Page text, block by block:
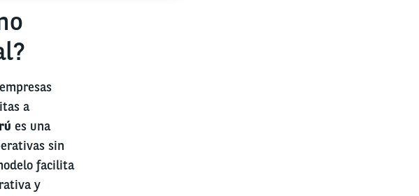
a
es una
sin
facilita
y